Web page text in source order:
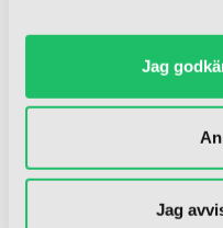
Jag
Jag
_gcl_ls Google